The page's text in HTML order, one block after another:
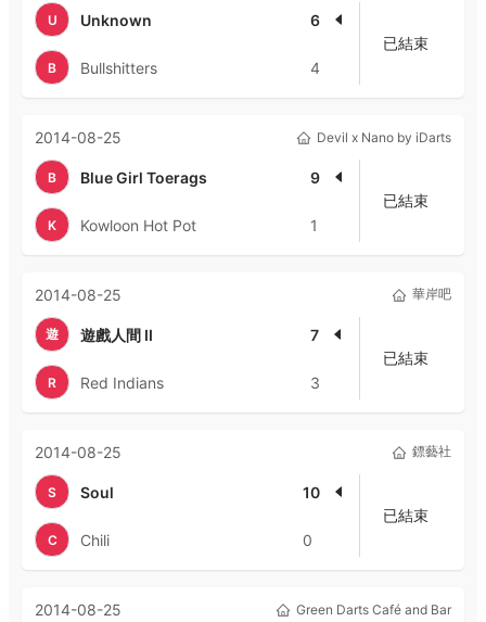
U Unknown 6
B Bullshitters 4
已結束
2014-08-25 Devil x Nano by iDarts
B Blue Girl Toerags 9
K Kowloon Hot Pot 1
已結束
2014-08-25 華岸吧
遊 遊戲人間 II 7
R Red Indians 3
已結束
2014-08-25 鏢藝社
S Soul 10
C Chili 0
已結束
2014-08-25 Green Darts Café and Bar